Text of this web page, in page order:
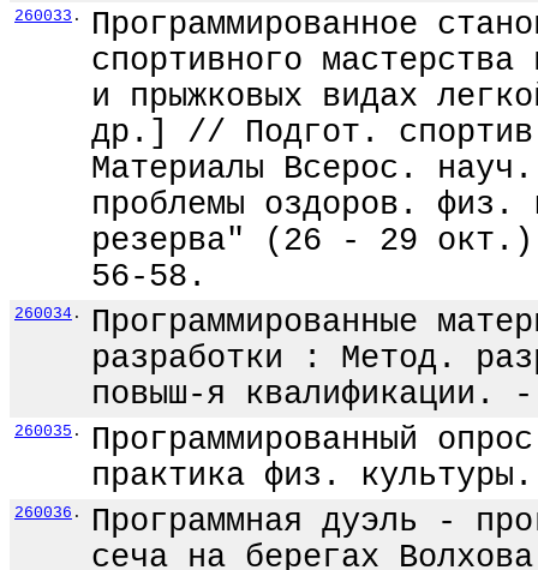
260033 .
Программированное
спортивного
и прыжковых видах
др.] // Подгот.
Материалы Всерос.
проблемы оздоров. физ.
резерва" (26 - 29
56-58.
260034 .
Программированные
разработки : Метод.
повыш-я
260035 .
Программированный
практика физ.
260036 .
Программная дуэль -
сеча на берегах